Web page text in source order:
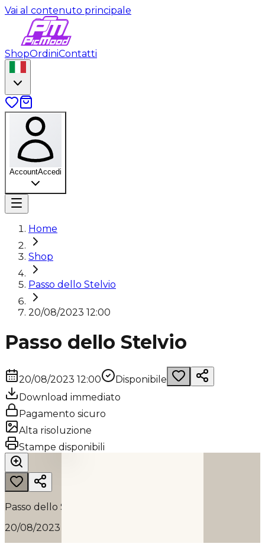
Vai al contenuto principale
ShopOrdiniContatti
AccountAccedi
Home
Shop
Passo dello Stelvio
20/08/2023 12:00
Passo dello Stelvio
20/08/2023 12:00
Disponibile
Download immediato
Pagamento sicuro
Alta risoluzione
Stampe disponibili
Passo dello Stelvio
20/08/2023 12:00